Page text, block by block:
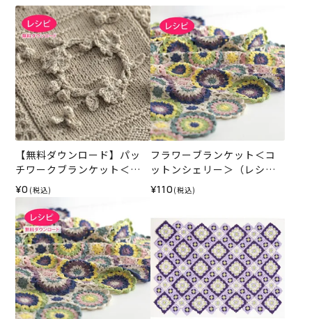
【無料ダウンロード】パッ
チワークブランケット＜コ
ットンシェリー＞（レシ
ピ）
¥0 (税込)
フラワーブランケット＜コ
ットンシェリー＞（レシ
ピ）
¥110 (税込)